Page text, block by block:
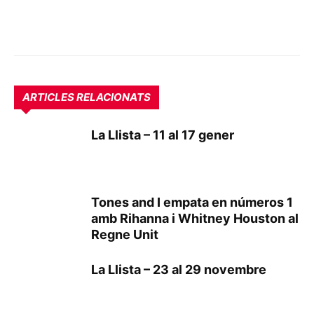
ARTICLES RELACIONATS
La Llista – 11 al 17 gener
Tones and I empata en números 1
amb Rihanna i Whitney Houston al
Regne Unit
La Llista – 23 al 29 novembre